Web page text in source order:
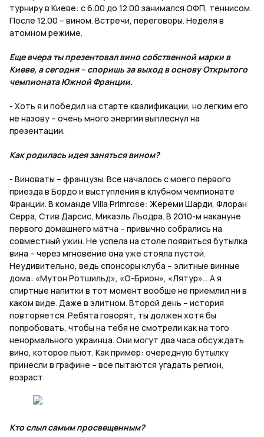
турниру в Киеве: с 6.00 до 12.00 занимался ОФП, теннисом.
После 12.00 – вином. Встречи, переговоры. Неделя в
атомном режиме.
Еще вчера ты презентовал вино собственной марки в
Киеве, а сегодня – споришь за выход в основу Открытого
чемпионата Южной Франции.
- Хоть я и победил на старте квалификации, но легким его
не назову – очень много энергии выплеснул на
презентации.
Как родилась идея заняться вином?
- Виноваты – французы. Все началось с моего первого
приезда в Бордо и выступления в клубном чемпионате
Франции. В команде Villa Primrose: Жереми Шарди, Флоран
Серра, Стив Дарсис, Микаэль Льодра. В 2010-м накануне
первого домашнего матча – привычно собрались на
совместный ужин. Не успела на столе появиться бутылка
вина – через мгновение она уже стояла пустой.
Неудивительно, ведь спонсоры клуба – элитные винные
дома: «Мутон Ротшильд», «О-Брион», «Лятур»... А я
спиртные напитки в тот момент вообще не приемлил ни в
каком виде. Даже в элитном. Второй день – история
повторяется. Ребята говорят, ты должен хотя бы
попробовать, чтобы на тебя не смотрели как на того
ненормального украинца. Они могут два часа обсуждать
вино, которое пьют. Как пример: очередную бутылку
принесли в графине – все пытаются угадать регион,
возраст.
Кто слыл самым просвещенным?